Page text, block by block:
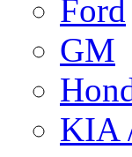
Ford
GM
KIA